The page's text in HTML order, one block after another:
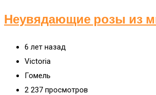
Неувядающие розы из
6 лет назад
Victoria
Гомель
2 237 просмотров